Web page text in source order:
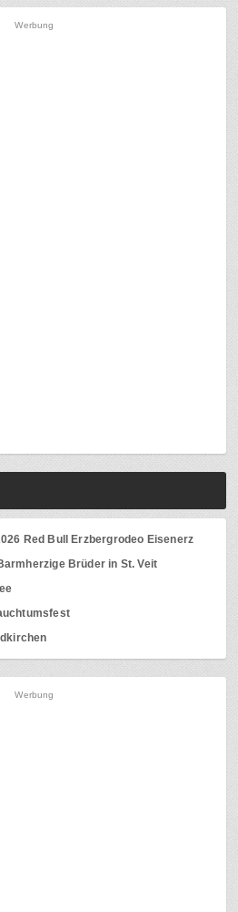
Werbung
Red Bull Erzbergrodeo Eisenerz
Brüder in St. Veit
Werbung